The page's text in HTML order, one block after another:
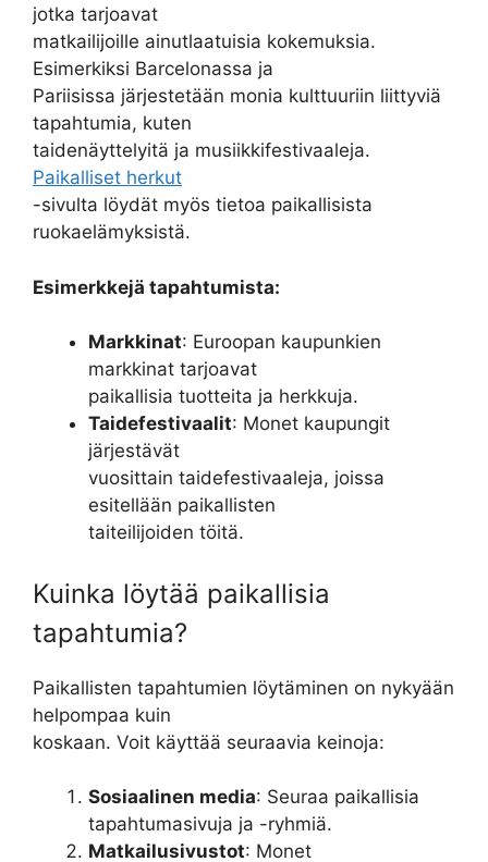
jotka tarjoavat
matkailijoille ainutlaatuisia kokemuksia.
Esimerkiksi Barcelonassa ja
Pariisissa järjestetään monia kulttuuriin liittyviä
tapahtumia, kuten
taidenäyttelyitä ja musiikkifestivaaleja.
Paikalliset herkut
-sivulta löydät myös tietoa paikallisista
ruokaelämyksistä.
Esimerkkejä tapahtumista:
Markkinat: Euroopan kaupunkien
markkinat tarjoavat
paikallisia tuotteita ja herkkuja.
Taidefestivaalit: Monet kaupungit
järjestävät
vuosittain taidefestivaaleja, joissa
esitellään paikallisten
taiteilijoiden töitä.
Kuinka löytää paikallisia
tapahtumia?
Paikallisten tapahtumien löytäminen on nykyään
helpompaa kuin
koskaan. Voit käyttää seuraavia keinoja:
Sosiaalinen media: Seuraa paikallisia
tapahtumasivuja ja -ryhmiä.
Matkailusivustot: Monet